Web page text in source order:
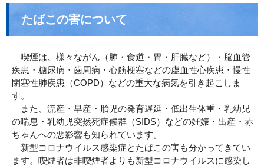
たばこの害について
喫煙は、様々ながん（肺・食道・胃・肝臓など）・脳血管
疾患・糖尿病・歯周病・心筋梗塞などの虚血性心疾患・慢性
閉塞性肺疾患（COPD）などの重大な病気を引き起こしま
す。
また、流産・早産・胎児の発育遅延・低出生体重・乳幼児
の喘息・乳幼児突然死症候群（SIDS）などの妊娠・出産・赤
ちゃんへの悪影響も知られています。
新型コロナウイルス感染症とたばこの害も分かってきてい
ます。喫煙者は非喫煙者よりも新型コロナウイルスに感染し